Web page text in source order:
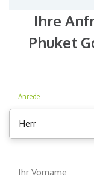
Ihre
Phuket
Anrede
Herr
Ihr Vorname